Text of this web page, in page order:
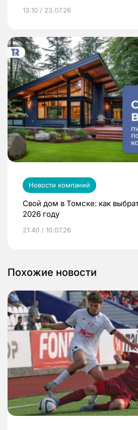
13:10 / 23.07.26
Новости компаний
Свой дом в Томске: как
2026 году
21:40 / 10.07.26
Похожие новости